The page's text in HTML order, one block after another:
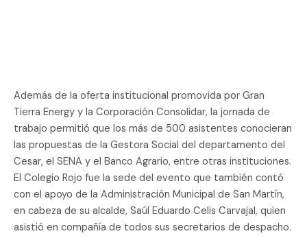
Además de la oferta institucional promovida por Gran
Tierra Energy y la Corporación Consolidar, la jornada de
trabajo permitió que los más de 500 asistentes conocieran
las propuestas de la Gestora Social del departamento del
Cesar, el SENA y el Banco Agrario, entre otras instituciones.
El Colegio Rojo fue la sede del evento que también contó
con el apoyo de la Administración Municipal de San Martín,
en cabeza de su alcalde, Saúl Eduardo Celis Carvajal, quien
asistió en compañía de todos sus secretarios de despacho.